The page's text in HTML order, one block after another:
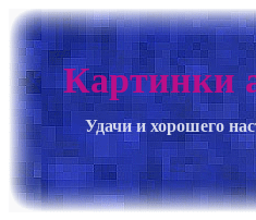
Картинки
Удачи и хорошего